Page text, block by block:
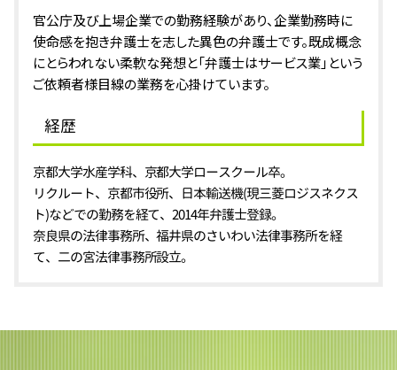
官公庁及び上場企業での勤務経験があり、企業勤務時に
使命感を抱き弁護士を志した異色の弁護士です。既成概念
にとらわれない柔軟な発想と「弁護士はサービス業」という
ご依頼者様目線の業務を心掛けています。
経歴
京都大学水産学科、京都大学ロースクール卒。
リクルート、京都市役所、日本輸送機(現三菱ロジスネクス
ト)などでの勤務を経て、2014年弁護士登録。
奈良県の法律事務所、福井県のさいわい法律事務所を経
て、二の宮法律事務所設立。